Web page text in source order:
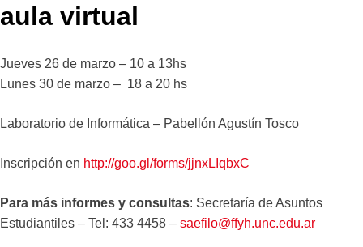
aula virtual
Jueves 26 de marzo – 10 a 13hs
Lunes 30 de marzo – 18 a 20 hs
Laboratorio de Informática – Pabellón Agustín Tosco
Inscripción en http://goo.gl/forms/jjnxLIqbxC
Para más informes y consultas: Secretaría de Asuntos
Estudiantiles – Tel: 433 4458 – saefilo@ffyh.unc.edu.ar